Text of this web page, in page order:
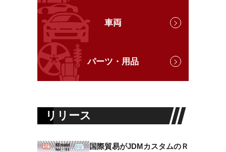
車両
パーツ・用品
リリース
国際貿易がJDMカスタムのＲ